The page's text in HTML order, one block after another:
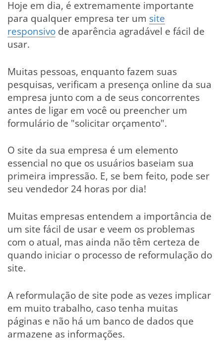
Hoje em dia, é extremamente importante
para qualquer empresa ter um site
responsivo de aparência agradável e fácil de
usar.
Muitas pessoas, enquanto fazem suas
pesquisas, verificam a presença online da sua
empresa junto com a de seus concorrentes
antes de ligar em você ou preencher um
formulário de "solicitar orçamento".
O site da sua empresa é um elemento
essencial no que os usuários baseiam sua
primeira impressão. E, se bem feito, pode ser
seu vendedor 24 horas por dia!
Muitas empresas entendem a importância de
um site fácil de usar e veem os problemas
com o atual, mas ainda não têm certeza de
quando iniciar o processo de reformulação do
site.
A reformulação de site pode as vezes implicar
em muito trabalho, caso tenha muitas
páginas e não há um banco de dados que
armazene as informações.